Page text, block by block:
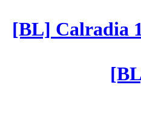
[BL] Calradia